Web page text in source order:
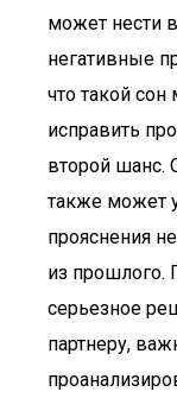
может нести
негативные
что такой
исправить
второй шанс.
также может
прояснения
из прошлого.
серьезное
партнеру,